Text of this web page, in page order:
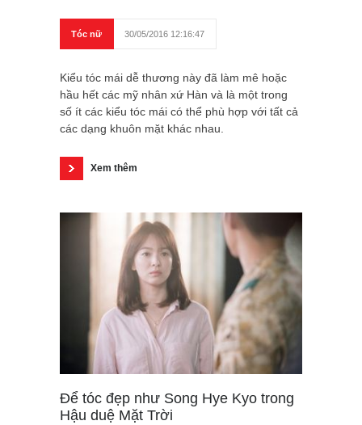
Tóc nữ 30/05/2016 12:16:47
Kiểu tóc mái dễ thương này đã làm mê hoặc
hầu hết các mỹ nhân xứ Hàn và là một trong
số ít các kiểu tóc mái có thể phù hợp với tất cả
các dạng khuôn mặt khác nhau.
Xem thêm
Để tóc đẹp như Song Hye Kyo trong
Hậu duệ Mặt Trời